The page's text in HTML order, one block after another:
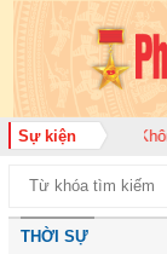
Sự kiện
đoàn Không quân
THỜI SỰ